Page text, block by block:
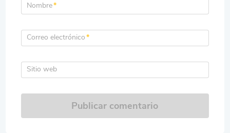
Nombre*
Correo electrónico*
Sitio web
Publicar comentario